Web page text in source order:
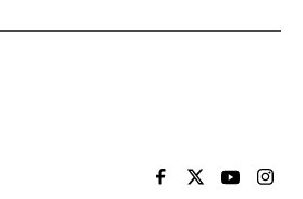
EL PAÍS BRASIL EN
EL PAÍSEL PAÍS
EL